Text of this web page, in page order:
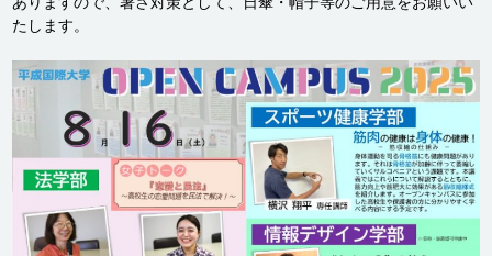
たします。